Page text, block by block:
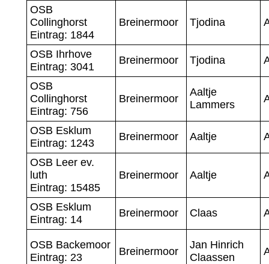
OSB
Collinghorst
Eintrag: 1844
Breinermoor Tjodina
OSB Ihrhove
Eintrag: 3041
Breinermoor Tjodina
OSB
Collinghorst
Eintrag: 756
Breinermoor
Aaltje
Lammers
OSB Esklum
Eintrag: 1243
Breinermoor Aaltje
OSB Leer ev.
luth
Eintrag: 15485
Breinermoor Aaltje
OSB Esklum
Eintrag: 14
Breinermoor Claas
OSB Backemoor
Eintrag: 23
Breinermoor
Jan Hinrich
Claassen